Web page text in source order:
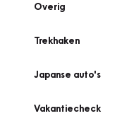
Overig
Trekhaken
Japanse auto's
Vakantiecheck